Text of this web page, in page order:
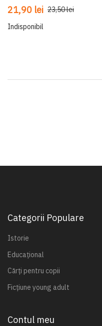
21,90 lei 23,50 lei
Indisponibil
Categorii Populare
Istorie
Educațional
Cărți pentru copii
Ficțiune young adult
Contul meu